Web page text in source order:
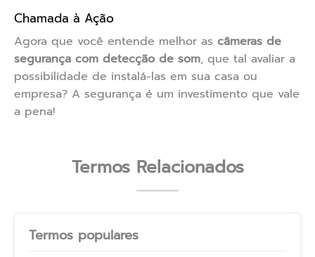
Chamada à Ação
Agora que você entende melhor as câmeras de
segurança com detecção de som, que tal avaliar a
possibilidade de instalá-las em sua casa ou
empresa? A segurança é um investimento que vale
a pena!
Termos Relacionados
Termos populares